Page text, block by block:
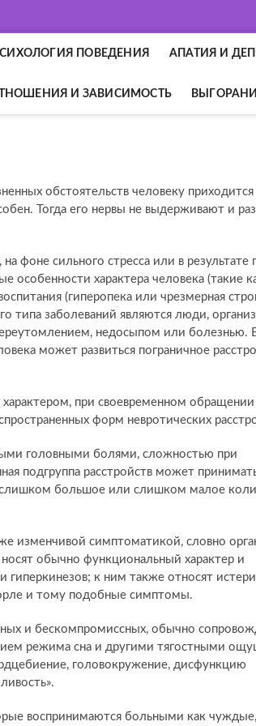
ПОВЕДЕНИЯ АПАТИЯ И
И ЗАВИСИМОСТЬ
обстоятельств человеку приходится
Тогда его нервы не выдерживают и
фоне сильного стресса или в результате
характера человека (такие
(гиперопека или чрезмерная
типа заболеваний являются люди,
недосыпом или болезнью.
может развиться пограничное
при своевременном обращении
форм невротических
головными болями, сложностью при
подгруппа расстройств может
большое или слишком малое
изменчивой симптоматикой, словно
обычно функциональный характер и
гиперкинезов; к ним также относят
и тому подобные симптомы.
и бескомпромиссных, обычно
режима сна и другими тягостными
головокружение, дисфункцию
воспринимаются больными как